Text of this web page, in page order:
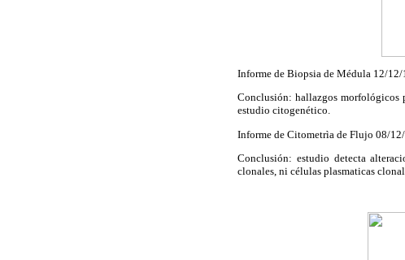
Informe de Biopsia de Médula 12/12/
Conclusión: hallazgos morfológicos
estudio citogenético.
Informe de Citometrìa de Flujo 08/
Conclusión: estudio detecta
clonales , ni células plasmaticas